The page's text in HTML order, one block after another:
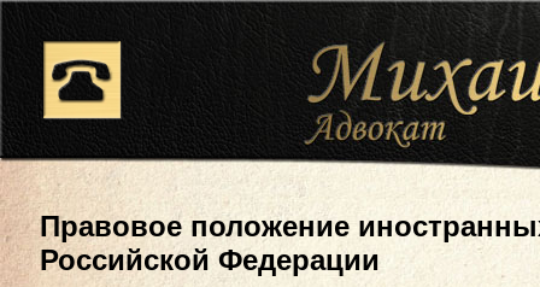
Правовое положение
Российской Федерации